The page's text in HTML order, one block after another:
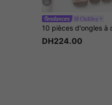
30
ChillJoy
DH224.00